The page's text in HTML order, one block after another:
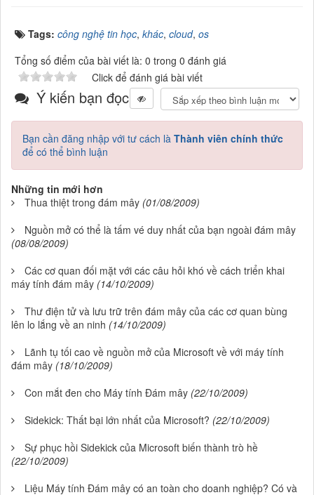
Tags: công nghệ tin học, khác, cloud, os
Tổng số điểm của bài viết là: 0 trong 0 đánh giá
Click để đánh giá bài viết
Ý kiến bạn đọc
Bạn cần đăng nhập với tư cách là Thành viên chính thức
để có thể bình luận
Những tin mới hơn
Thua thiệt trong đám mây (01/08/2009)
Nguồn mở có thể là tấm vé duy nhất của bạn ngoài đám mây
(08/08/2009)
Các cơ quan đối mặt với các câu hỏi khó về cách triển khai
máy tính đám mây (14/10/2009)
Thư điện tử và lưu trữ trên đám mây của các cơ quan bùng
lên lo lắng về an ninh (14/10/2009)
Lãnh tụ tối cao về nguồn mở của Microsoft về với máy tính
đám mây (18/10/2009)
Con mắt đen cho Máy tính Đám mây (22/10/2009)
Sidekick: Thất bại lớn nhất của Microsoft? (22/10/2009)
Sự phục hồi Sidekick của Microsoft biến thành trò hề
(22/10/2009)
Liệu Máy tính Đám mây có an toàn cho doanh nghiệp? Có và